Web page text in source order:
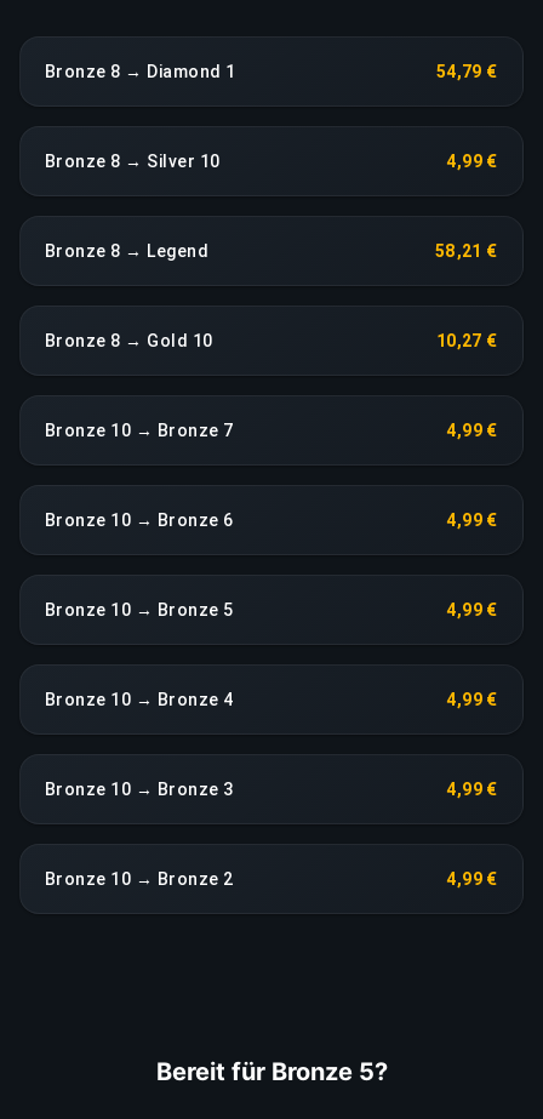
Bronze 8 → Diamond 1 54,79 €
Bronze 8 → Silver 10 4,99 €
Bronze 8 → Legend 58,21 €
Bronze 8 → Gold 10 10,27 €
Bronze 10 → Bronze 7 4,99 €
Bronze 10 → Bronze 6 4,99 €
Bronze 10 → Bronze 5 4,99 €
Bronze 10 → Bronze 4 4,99 €
Bronze 10 → Bronze 3 4,99 €
Bronze 10 → Bronze 2 4,99 €
Bereit für Bronze 5?